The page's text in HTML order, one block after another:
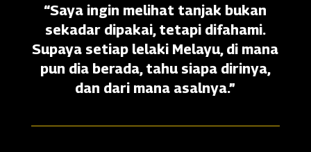
“Saya ingin melihat tanjak bukan
sekadar dipakai, tetapi difahami.
Supaya setiap lelaki Melayu, di mana
pun dia berada, tahu siapa dirinya,
dan dari mana asalnya.”